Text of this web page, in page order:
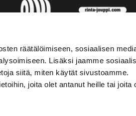
räätälöimiseen, sosiaalisen
Lisäksi jaamme
siitä, miten käytät sivustoamme.
joita olet antanut heille tai joita